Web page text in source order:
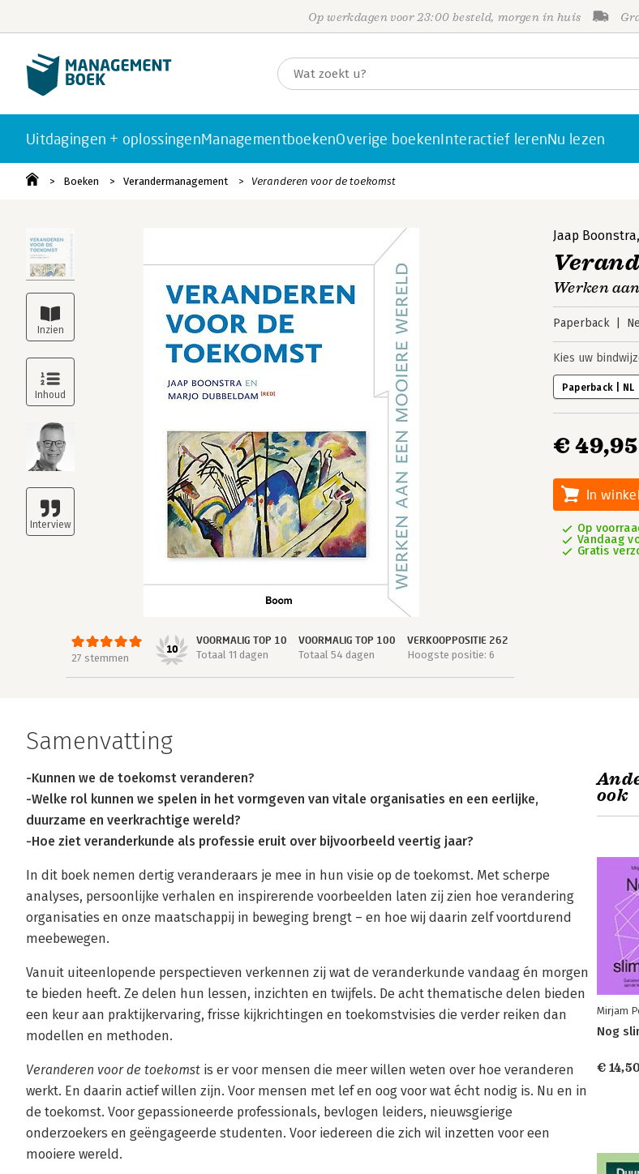
Op werkdagen voor 23:00 besteld, morgen in huis
Uitdagingen + oplossingenManagementboekenOverige boekenInteractief lerenNu lezen
Boeken Verandermanagement Veranderen voor de toekomst
27 stemmen
10
VOORMALIG TOP 10
Totaal 11 dagen
VOORMALIG TOP 100
Totaal 54 dagen
VERKOOPPOSITIE 262
Hoogste positie: 6
Jaap Boonstra,
Werken
Paperback
Kies uw
Paperback | NL
€ 49,95
In
Op
Vandaag
Gratis
Samenvatting
-Kunnen we de toekomst veranderen?
-Welke rol kunnen we spelen in het vormgeven van vitale organisaties en een eerlijke,
duurzame en veerkrachtige wereld?
-Hoe ziet veranderkunde als professie eruit over bijvoorbeeld veertig jaar?
In dit boek nemen dertig veranderaars je mee in hun visie op de toekomst. Met scherpe
analyses, persoonlijke verhalen en inspirerende voorbeelden laten zij zien hoe verandering
organisaties en onze maatschappij in beweging brengt – en hoe wij daarin zelf voortdurend
meebewegen.
Vanuit uiteenlopende perspectieven verkennen zij wat de veranderkunde vandaag én morgen
te bieden heeft. Ze delen hun lessen, inzichten en twijfels. De acht thematische delen bieden
een keur aan praktijkervaring, frisse kijkrichtingen en toekomstvisies die verder reiken dan
modellen en methoden.
Veranderen voor de toekomst is er voor mensen die meer willen weten over hoe veranderen
werkt. En daarin actief willen zijn. Voor mensen met lef en oog voor wat écht nodig is. Nu en in
de toekomst. Voor gepassioneerde professionals, bevlogen leiders, nieuwsgierige
onderzoekers en geëngageerde studenten. Voor iedereen die zich wil inzetten voor een
mooiere wereld.
ook
Mirjam
Nog
€